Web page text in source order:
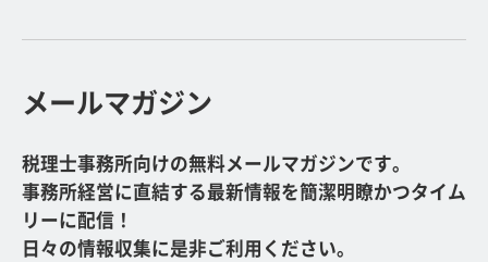
メールマガジン
税理士事務所向けの無料メールマガジンです。
事務所経営に直結する最新情報を簡潔明瞭かつタイム
リーに配信！
日々の情報収集に是非ご利用ください。